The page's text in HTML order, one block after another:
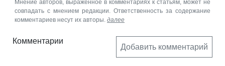
Мнение авторов, выраженное в комментариях к статьям, может не
совпадать с мнением редакции. Ответственность за содержание
комментариев несут их авторы. далее
Комментарии
Добавить комментарий